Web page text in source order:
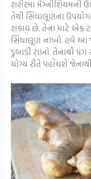
શરીરમાં
તેથી સિંધાલૂણના
શકાય છે. તેના માટે એક
સિંધાલૂણ નાખો. હવે આ
ડુબાડી રાખો. તેનાથી
યોગ્ય રીતે પહોંચશે